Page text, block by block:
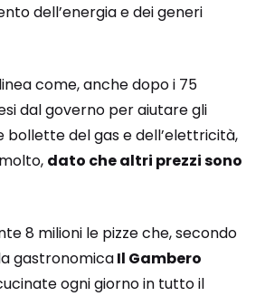
dell’energia e dei generi
come, anche dopo i 75
dal governo per aiutare gli
bollette del gas e dell’elettricità,
dato che altri prezzi sono
8 milioni le pizze che, secondo
gastronomicaIl Gambero
ogni giorno in tutto il